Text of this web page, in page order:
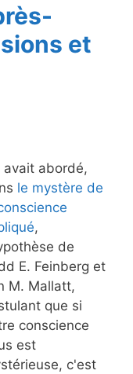
et
avait abordé,
le mystère de
,
de
E. Feinberg et
M. Mallatt,
que si
conscience
est
c'est